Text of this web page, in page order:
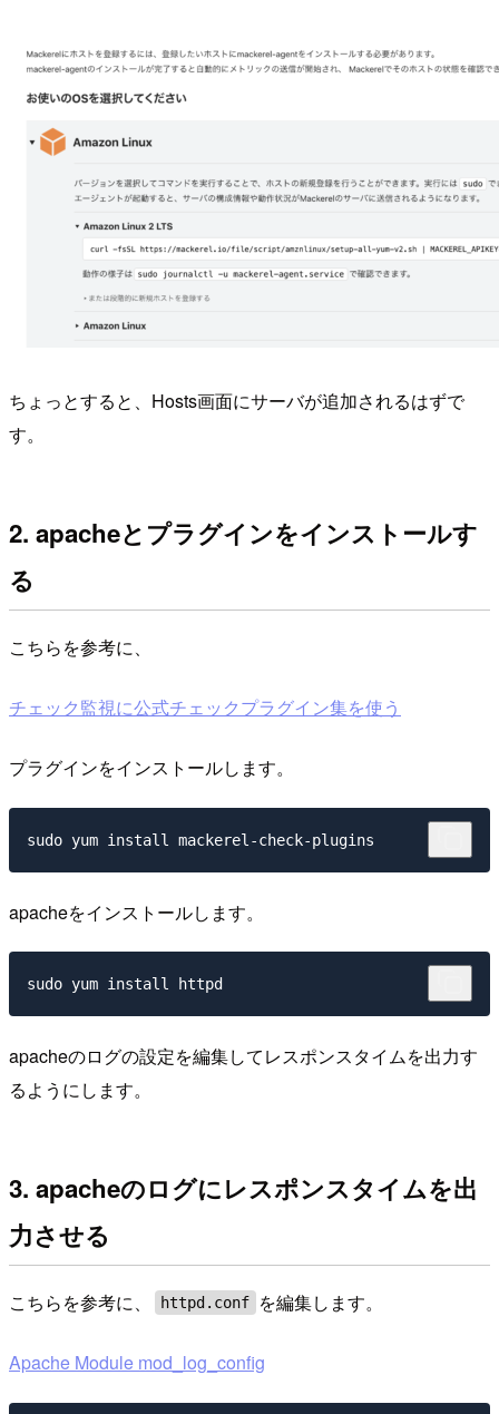
ちょっとすると、Hosts画面にサーバが追加されるはずで
す。
2. apacheとプラグインをインストールす
る
こちらを参考に、
チェック監視に公式チェックプラグイン集を使う
プラグインをインストールします。
apacheをインストールします。
apacheのログの設定を編集してレスポンスタイムを出力す
るようにします。
3. apacheのログにレスポンスタイムを出
力させる
こちらを参考に、 httpd.conf を編集します。
Apache Module mod_log_config